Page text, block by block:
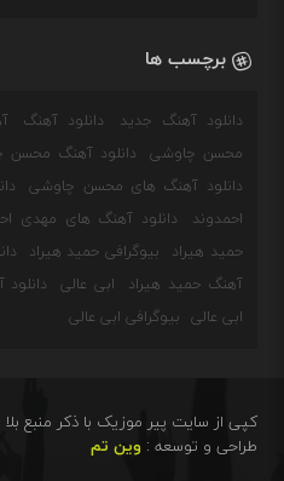
برچسب ها
دانلود آهنگ جدید دانلود آهنگ
محسن چاوشی
دانلود آهنگ محسن
دانلود آهنگ های محسن چاوشی
احمدوند
دانلود آهنگ های مهدی
حمید هیراد
بیوگرافی حمید هیراد
آهنگ حمید هیراد
ابی عالی
ابی عالی
بیوگرافی ابی عالی
کپی از سایت پیر موزیک با ذکر منبع بلا
طراحی و توسعه :وین تم